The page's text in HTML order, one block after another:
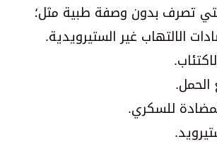
تصرف بدون وصفة طبية مثل؛
الالتهاب غير الستيرويدية.
للسكري.